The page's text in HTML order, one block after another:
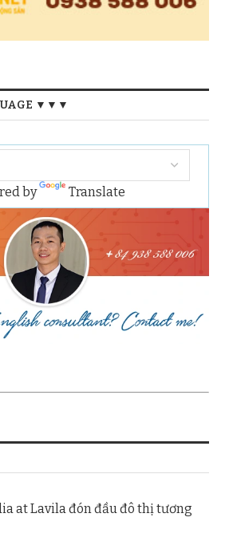
▼▼▼
by Translate
at Lavila đón đầu đô thị tương